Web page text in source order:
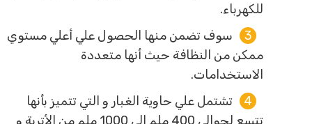
للكهرباء.
سوف تضمن منها الحصول علي أعلي مستوي
ممكن من النظافة حيث أنها متعددة
الاستخدامات.
تشتمل علي حاوية الغبار و التي تتميز بأنها
تتسع لحوالي 400 ملم إلي 1000 ملم من الأتربة و